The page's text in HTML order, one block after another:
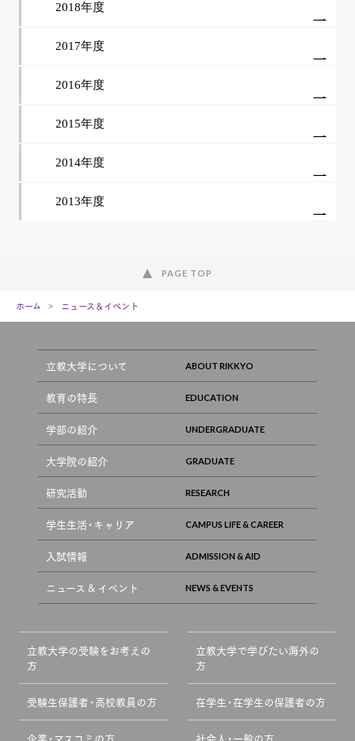
2018年度
2017年度
2016年度
2015年度
2014年度
2013年度
PAGE TOP
ホーム ニュース＆イベント
立教大学について
教育の特長
学部の紹介
大学院の紹介
研究活動
学生生活・キャリア
入試情報
ニュース & イベント
立教大学の受験をお考えの
方
立教大学で学びたい海外の
方
受験生保護者・高校教員の方 在学生・在学生の保護者の方